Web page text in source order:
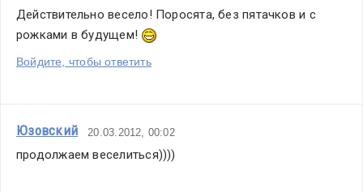
Действительно весело! Поросята, без пятачков и с
рожками в будущем!
Войдите, чтобы ответить
Юзовский 20.03.2012, 00:02
продолжаем веселиться))))